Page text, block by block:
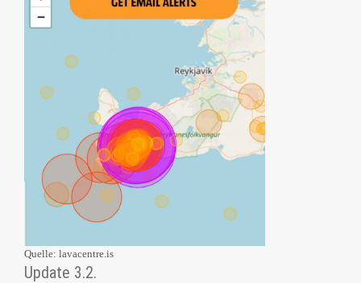
Quelle: lavacentre.is
Update 3.2.